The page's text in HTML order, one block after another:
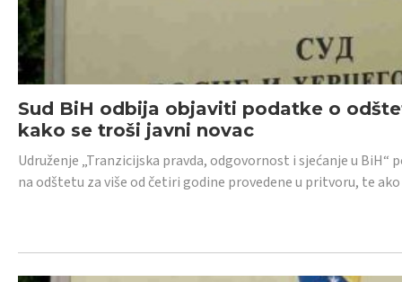
Sud BiH odbija objaviti podatke o
kako se troši javni novac
Udruženje „Tranzicijska pravda, odgovornost i sjećanje u
na odštetu za više od četiri godine provedene u pritvoru, te